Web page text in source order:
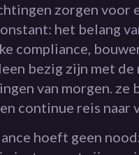
zorgen voor
het belang
compliance,
bezig zijn met de
van morgen. ze
continue reis naar
hoeft geen